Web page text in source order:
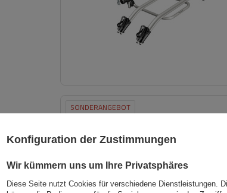
SONDERANGEBOT
Konfiguration der Zustimmungen
Wir kümmern uns um Ihre Privatsphäres
Diese Seite nutzt Cookies für verschiedene Dienstleistungen.